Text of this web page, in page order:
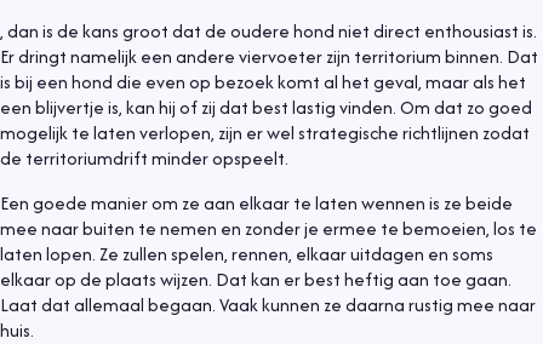
, dan is de kans groot dat de oudere hond niet direct enthousiast is.
Er dringt namelijk een andere viervoeter zijn territorium binnen. Dat
is bij een hond die even op bezoek komt al het geval, maar als het
een blijvertje is, kan hij of zij dat best lastig vinden. Om dat zo goed
mogelijk te laten verlopen, zijn er wel strategische richtlijnen zodat
de territoriumdrift minder opspeelt.
Een goede manier om ze aan elkaar te laten wennen is ze beide
mee naar buiten te nemen en zonder je ermee te bemoeien, los te
laten lopen. Ze zullen spelen, rennen, elkaar uitdagen en soms
elkaar op de plaats wijzen. Dat kan er best heftig aan toe gaan.
Laat dat allemaal begaan. Vaak kunnen ze daarna rustig mee naar
huis.